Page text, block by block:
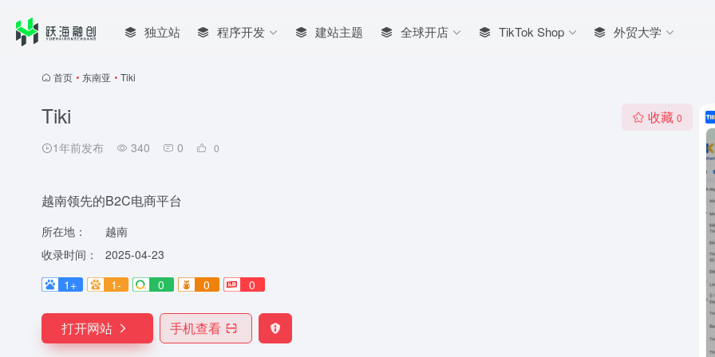
独立站 程序开发 建站主题 全球开店 TikTok Shop 外贸大学
首页 • 东南亚 • Tiki
Tiki
1年前发布 340 0 0
收藏 0
越南领先的B2C电商平台
所在地：
越南
收录时间：
2025-04-23
1+
1- 0 0 0
打开网站 手机查看